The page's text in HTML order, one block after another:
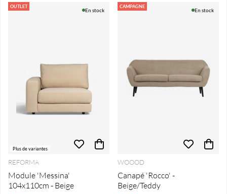
OUTLET
Plus de variantes
En stock
REFORMA
Module 'Messina'
104x110cm - Beige
CAMPAGNE
En stock
WOOOD
Canapé 'Rocco' -
Beige/Teddy